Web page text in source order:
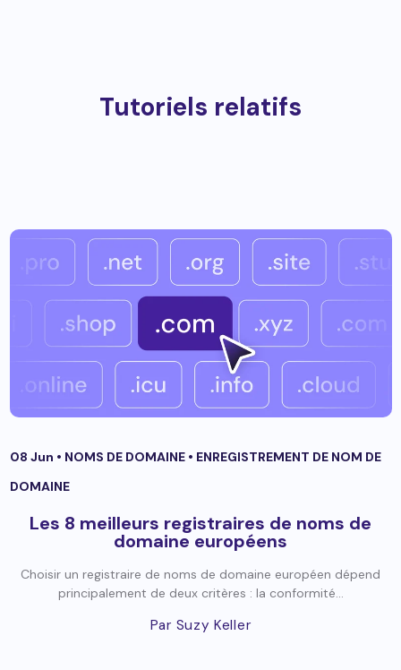
Tutoriels relatifs
08 Jun • NOMS DE DOMAINE • ENREGISTREMENT DE NOM DE
DOMAINE
Les 8 meilleurs registraires de noms de
domaine européens
Choisir un registraire de noms de domaine européen dépend
principalement de deux critères : la conformité...
Par Suzy Keller